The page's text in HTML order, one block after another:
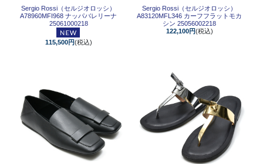
Sergio Rossi（セルジオロッシ）
A78960MFI968 ナッパバレリーナ
25061000218
115,500円(税込)
Sergio Rossi（セルジオロッシ）
A83120MFL346 カーフフラットモカ
シン 25056002218
122,100円(税込)